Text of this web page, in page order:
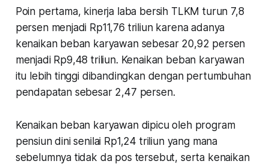
Poin pertama, kinerja laba bersih TLKM turun 7,8
persen menjadi Rp11,76 triliun karena adanya
kenaikan beban karyawan sebesar 20,92 persen
menjadi Rp9,48 triliun. Kenaikan beban karyawan
itu lebih tinggi dibandingkan dengan pertumbuhan
pendapatan sebesar 2,47 persen.
Kenaikan beban karyawan dipicu oleh program
pensiun dini senilai Rp1,24 triliun yang mana
sebelumnya tidak da pos tersebut, serta kenaikan